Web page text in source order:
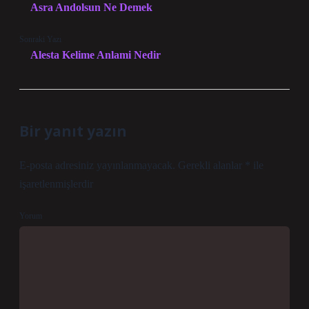
Asra Andolsun Ne Demek
Sonraki Yazı
Alesta Kelime Anlami Nedir
Bir yanıt yazın
E-posta adresiniz yayınlanmayacak. Gerekli alanlar
ile
işaretlenmişlerdir
Yorum